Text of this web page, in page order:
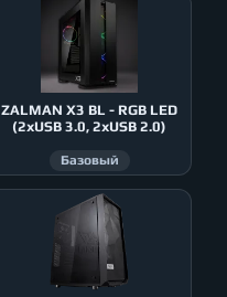
ZALMAN X3 BL - RGB LED
(2xUSB 3.0, 2xUSB 2.0)
Базовый